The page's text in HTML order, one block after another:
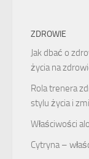
ZDROWIE
Jak dbać o
życia na
Rola trenera
stylu życia i
Właściwości
Cytryna –